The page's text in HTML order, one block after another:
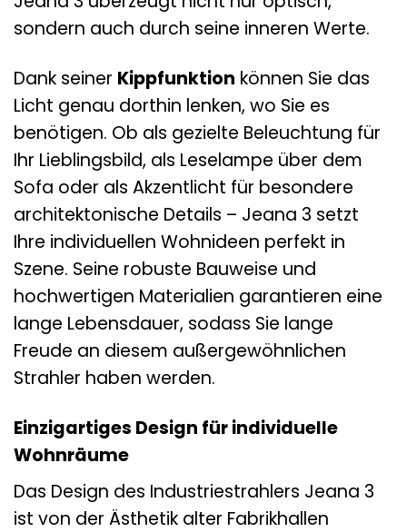
sondern auch durch seine inneren Werte.
Dank seiner Kippfunktion können Sie das
Licht genau dorthin lenken, wo Sie es
benötigen. Ob als gezielte Beleuchtung für
Ihr Lieblingsbild, als Leselampe über dem
Sofa oder als Akzentlicht für besondere
architektonische Details – Jeana 3 setzt
Ihre individuellen Wohnideen perfekt in
Szene. Seine robuste Bauweise und
hochwertigen Materialien garantieren eine
lange Lebensdauer, sodass Sie lange
Freude an diesem außergewöhnlichen
Strahler haben werden.
Einzigartiges Design für individuelle
Wohnräume
Das Design des Industriestrahlers Jeana 3
ist von der Ästhetik alter Fabrikhallen